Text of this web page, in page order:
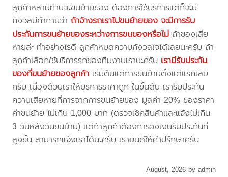
ลูกค้าหลายท่านจะขนย้ายของ ต้องการใช้บริการแต่ก็จะมี
กังวลมีคำถามว่า ถ้าจ้างรถเราไปขนย้ายของ จะมีการรับ
ประกันการขนย้ายของระหว่างการขนของหรือไม่ ถ้าของเสีย
หายล่ะ ทำอย่างไรดี ลูกค้าหมดความกังวลใจได้เลยนะครับ ถ้า
ลูกค้าเลือกใช้บริการรถของทีมงานเรานะครับ เรามีรับประกัน
ของที่ขนย้ายของลูกค้า เริ่มต้นแต่การขนย้ายตั้งแต่แรกเลย
ครับ เนื่องด้วยเราให้บริการราคาถูก ในขั้นต้น เรารับประกัน
ความเสียหายที่การจากการขนย้ายของ มูลค่า 20% ของราคา
ค่าขนย้าย ไม่เกิน 1,000 บาท (ตรวจเช็คสินค้าและแจ้งไม่เกิน
3 วันหลังวันขนย้าย) แต่ถ้าลูกค้าต้องการวงเงินรับประกันที่
สูงขึ้น สามารถแจ้งเราได้นะครับ เรายินดีให้คำปรึกษาครับ
August, 2026 by admin